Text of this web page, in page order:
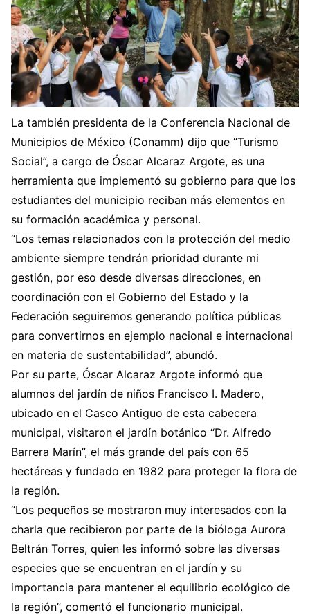
La también presidenta de la Conferencia Nacional de
Municipios de México (Conamm) dijo que “Turismo
Social”, a cargo de Óscar Alcaraz Argote, es una
herramienta que implementó su gobierno para que los
estudiantes del municipio reciban más elementos en
su formación académica y personal.
“Los temas relacionados con la protección del medio
ambiente siempre tendrán prioridad durante mi
gestión, por eso desde diversas direcciones, en
coordinación con el Gobierno del Estado y la
Federación seguiremos generando política públicas
para convertirnos en ejemplo nacional e internacional
en materia de sustentabilidad”, abundó.
Por su parte, Óscar Alcaraz Argote informó que
alumnos del jardín de niños Francisco I. Madero,
ubicado en el Casco Antiguo de esta cabecera
municipal, visitaron el jardín botánico “Dr. Alfredo
Barrera Marín”, el más grande del país con 65
hectáreas y fundado en 1982 para proteger la flora de
la región.
“Los pequeños se mostraron muy interesados con la
charla que recibieron por parte de la bióloga Aurora
Beltrán Torres, quien les informó sobre las diversas
especies que se encuentran en el jardín y su
importancia para mantener el equilibrio ecológico de
la región”, comentó el funcionario municipal.